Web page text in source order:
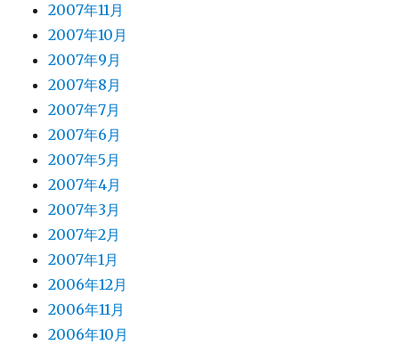
2007年11月
2007年10月
2007年9月
2007年8月
2007年7月
2007年6月
2007年5月
2007年4月
2007年3月
2007年2月
2007年1月
2006年12月
2006年11月
2006年10月